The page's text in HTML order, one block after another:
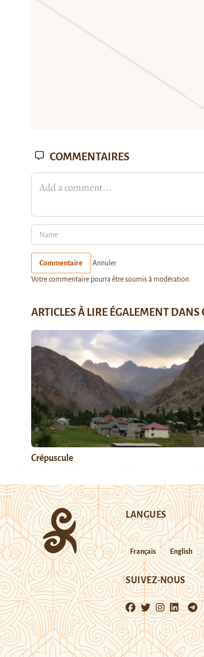
COMMENTAIRES
Commentaire Annuler
Votre commentaire pourra être soumis à modération.
ARTICLES À LIRE ÉGALEMENT DANS
Crépuscule
LANGUES
Français English
SUIVEZ-NOUS